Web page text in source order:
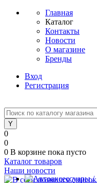
Главная
Каталог
Контакты
Новости
О магазине
Бренды
Вход
Регистрация
0
0
0 В корзине пока пусто
Каталог товаров
Наши новости